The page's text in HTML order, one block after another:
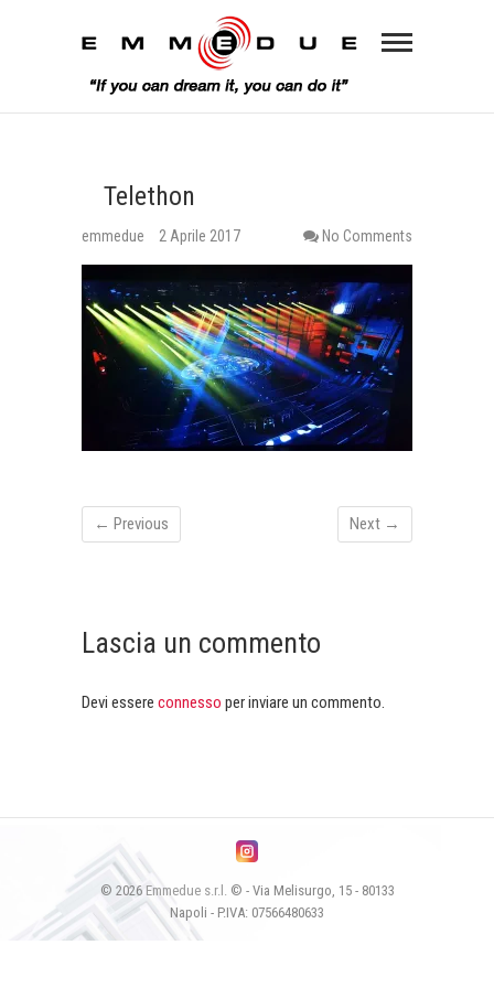
Telethon
emmedue 2 Aprile 2017 No Comments
← Previous Next →
Lascia un commento
Devi essere connesso per inviare un commento.
© 2026 Emmedue s.r.l.
© - Via Melisurgo, 15 - 80133
Napoli - P.IVA: 07566480633